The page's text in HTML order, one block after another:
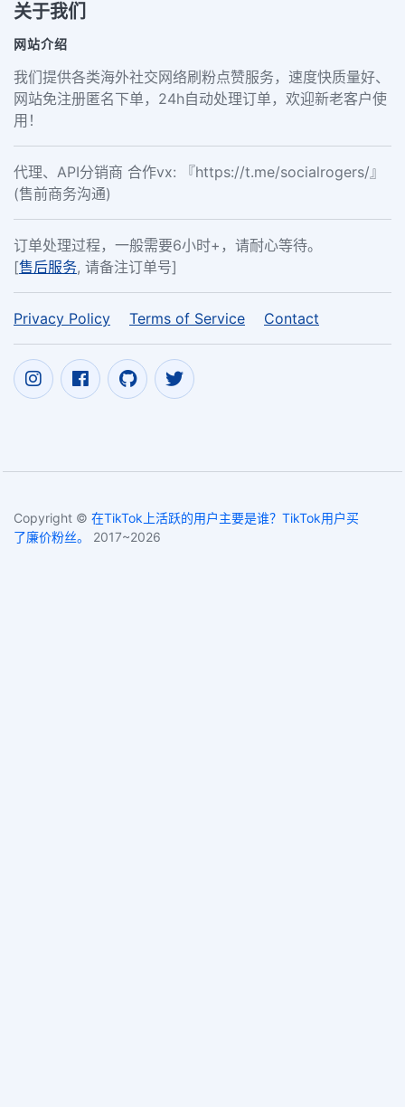
关于我们
网站介绍
我们提供各类海外社交网络刷粉点赞服务，速度快质量好、
网站免注册匿名下单，24h自动处理订单，欢迎新老客户使
用！
代理、API分销商 合作vx: 『https://t.me/socialrogers/』
(售前商务沟通)
订单处理过程，一般需要6小时+，请耐心等待。
[售后服务, 请备注订单号]
Privacy Policy Terms of Service Contact
Copyright © 在TikTok上活跃的用户主要是谁？TikTok用户买
了廉价粉丝。
2017~2026